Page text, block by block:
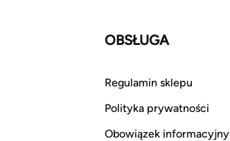
OBSŁUGA
Regulamin sklepu
Polityka prywatności
Obowiązek informacyjny